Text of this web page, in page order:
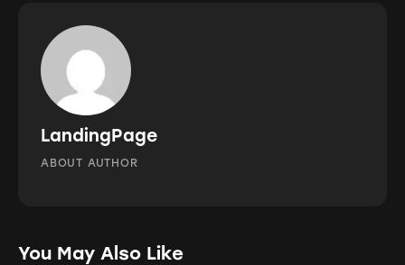
LandingPage
ABOUT AUTHOR
You May Also Like